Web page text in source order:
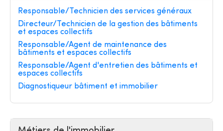
Responsable/Technicien des services généraux
Directeur/Technicien de la gestion des bâtiments
et espaces collectifs
Responsable/Agent de maintenance des
bâtiments et espaces collectifs
Responsable/Agent d'entretien des bâtiments et
espaces collectifs
Diagnostiqueur bâtiment et immobilier